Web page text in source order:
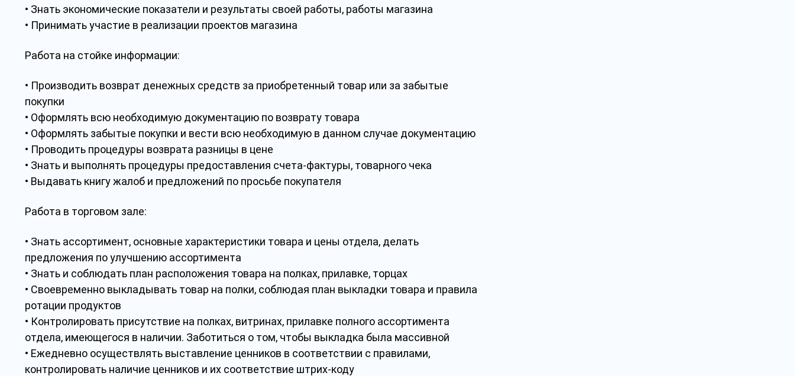
• Знать экономические показатели и результаты своей работы, работы магазина
• Принимать участие в реализации проектов магазина
Работа на стойке информации:
• Производить возврат денежных средств за приобретенный товар или за забытые
покупки
• Оформлять всю необходимую документацию по возврату товара
• Оформлять забытые покупки и вести всю необходимую в данном случае документацию
• Проводить процедуры возврата разницы в цене
• Знать и выполнять процедуры предоставления счета-фактуры, товарного чека
• Выдавать книгу жалоб и предложений по просьбе покупателя
Работа в торговом зале:
• Знать ассортимент, основные характеристики товара и цены отдела, делать
предложения по улучшению ассортимента
• Знать и соблюдать план расположения товара на полках, прилавке, торцах
• Своевременно выкладывать товар на полки, соблюдая план выкладки товара и правила
ротации продуктов
• Контролировать присутствие на полках, витринах, прилавке полного ассортимента
отдела, имеющегося в наличии. Заботиться о том, чтобы выкладка была массивной
• Ежедневно осуществлять выставление ценников в соответствии с правилами,
контролировать наличие ценников и их соответствие штрих-коду